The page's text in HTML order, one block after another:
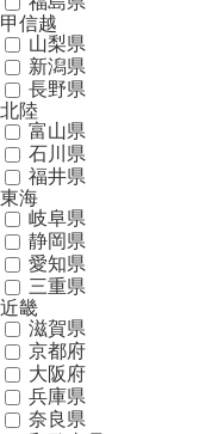
甲信越
山梨県
新潟県
長野県
北陸
富山県
石川県
福井県
東海
岐阜県
静岡県
愛知県
三重県
近畿
滋賀県
京都府
大阪府
兵庫県
奈良県